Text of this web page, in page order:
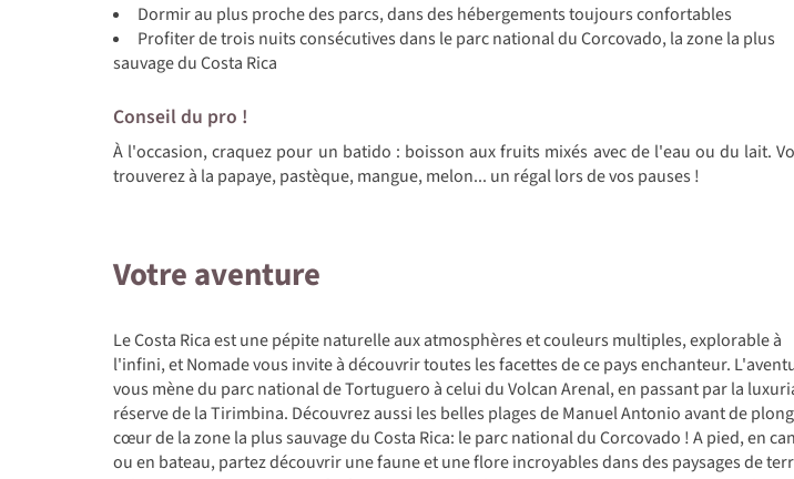
Dormir au plus proche des parcs, dans des hébergements toujours confortables
Profiter de trois nuits consécutives dans le parc national du Corcovado, la zone la plus
sauvage du Costa Rica
Conseil du pro !
À l'occasion, craquez pour un batido : boisson aux fruits mixés avec de l'eau ou du lait.
trouverez à la papaye, pastèque, mangue, melon... un régal lors de vos pauses !
Votre aventure
Le Costa Rica est une pépite naturelle aux atmosphères et couleurs multiples, explorable à
l'infini, et Nomade vous invite à découvrir toutes les facettes de ce pays enchanteur.
vous mène du parc national de Tortuguero à celui du Volcan Arenal, en passant par la
réserve de la Tirimbina. Découvrez aussi les belles plages de Manuel Antonio avant de
cœur de la zone la plus sauvage du Costa Rica: le parc national du Corcovado ! A pied, en
ou en bateau, partez découvrir une faune et une flore incroyables dans des paysages de